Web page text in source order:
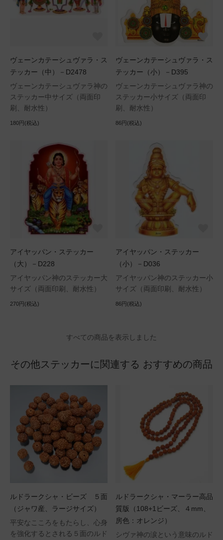
ヴェーンカテーシュヴァラ・ス
テッカー（中）－D2478
ヴェーンカテーシュヴァラ神の
ステッカー中サイズ（両面印
刷、耐水性）
180円(税込)
ヴェーンカテーシュヴァラ・ス
テッカー（小）－D395
ヴェーンカテーシュヴァラ神の
ステッカー小サイズ（両面印
刷、耐水性）
86円(税込)
アイヤッパン・ステッカー
（大）－D228
アイヤッパン神のステッカー大
サイズ（両面印刷、耐水性）
270円(税込)
アイヤッパン・ステッカー
（小）－D036
アイヤッパン神のステッカー小
サイズ（両面印刷、耐水性）
86円(税込)
すべての商品を表示しました
その他ステッカーに関連する おすすめの商品
ルドラークシャ・ビーズ ５面
（ジャワ産、ラージサイズ）
平安なこころをもたらし、心身
を強化するとされる５面のルド
ルドラークシャ・マーラー高品
質版（108+1ビーズ、４mm、
房色：オレンジ）
シヴァ神の涙という意味のルド